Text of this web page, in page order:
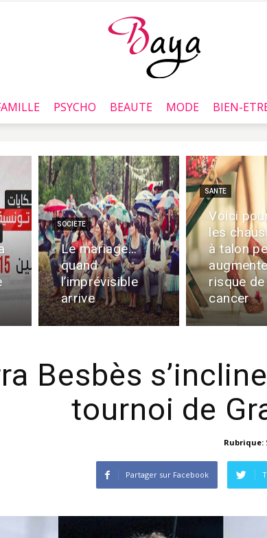
Baya.tn
PSYCHO BEAUTE MODE BIEN-
SOCIETE
Le mariage…
quand
l’imprévisible
arrive
SANTE
Voici
les
à talon
risque de
cancer
Besbès
tournoi de
Rubrique:
Partager sur Facebook